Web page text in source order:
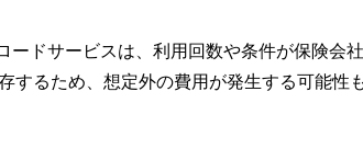
ドサービスは、利用回数や条件が保険会
するため、想定外の費用が発生する可能性